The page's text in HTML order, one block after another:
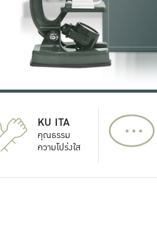
KU ITA
คุณธรรม
ความโปร่งใส
...